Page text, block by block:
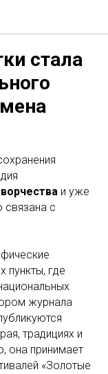
стала
и уже
связана с
пункты, где
журнала
традициях и
она принимает
«Золотые